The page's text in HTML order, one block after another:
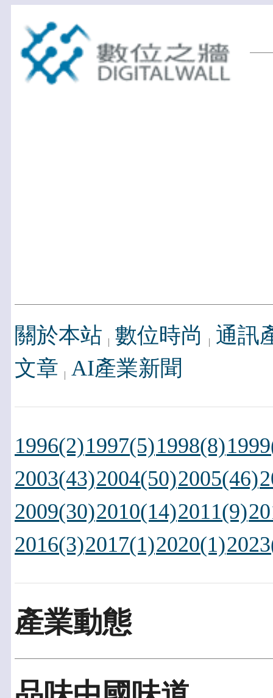
關於本站 數位時尚
通訊
文章 AI產業新聞
1996(2)1997(5)1998(8)
2003(43)2004(50)2005(46)
2009(30)2010(14)2011(9)
2016(3)2017(1)2020(1)
產業動態